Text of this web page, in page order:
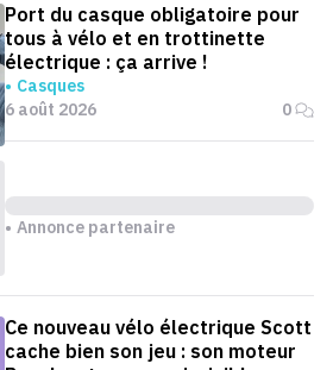
Port du casque obligatoire pour
tous à vélo et en trottinette
électrique : ça arrive !
Casques
6 août 2026
0
Annonce partenaire
Ce nouveau vélo électrique Scott
cache bien son jeu : son moteur